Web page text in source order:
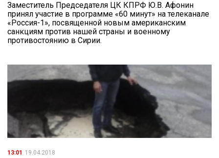
Заместитель Председателя ЦК КПРФ Ю.В. Афонин
принял участие в программе «60 минут» на телеканале
«Россия-1», посвященной новым американским
санкциям против нашей страны и военному
противостоянию в Сирии.
13:01
19.04.2018